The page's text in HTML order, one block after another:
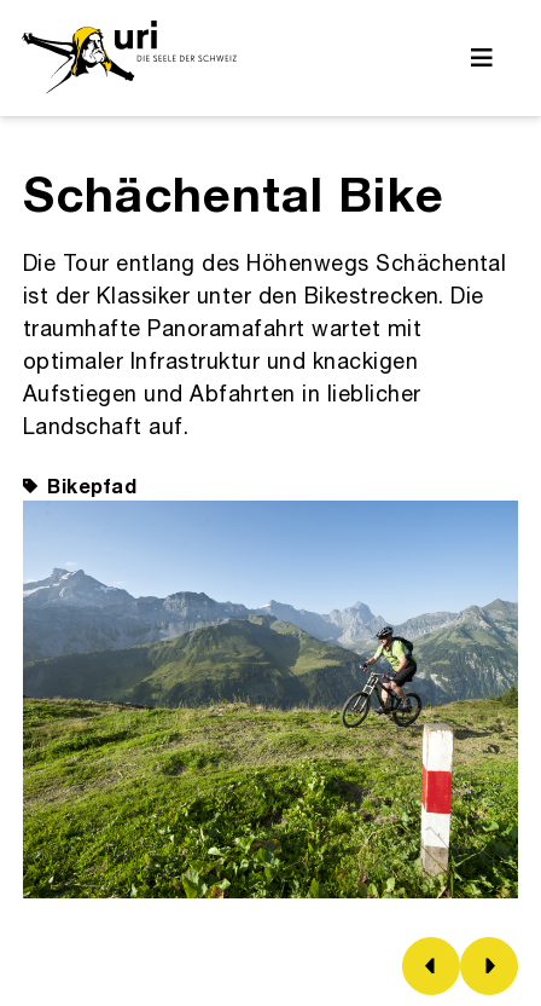
Zurück
Schächental Bike
Die Tour entlang des Höhenwegs Schächental
ist der Klassiker unter den Bikestrecken. Die
traumhafte Panoramafahrt wartet mit
optimaler Infrastruktur und knackigen
Aufstiegen und Abfahrten in lieblicher
Landschaft auf.
Bikepfad